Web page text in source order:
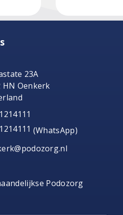
23A
HN Oenkerk
(WhatsApp)
Podozorg